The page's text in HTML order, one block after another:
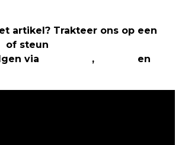
artikel? Trakteer ons op een
of steun
via
,
en